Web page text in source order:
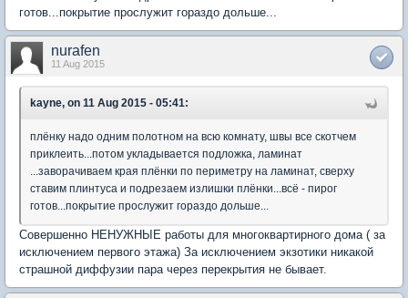
готов...покрытие прослужит гораздо дольше...
nurafen
11 Aug 2015
kayne, on 11 Aug 2015 - 05:41:
плёнку надо одним полотном на всю комнату, швы все скотчем
приклеить...потом укладывается подложка, ламинат
...заворачиваем края плёнки по периметру на ламинат, сверху
ставим плинтуса и подрезаем излишки плёнки...всё - пирог
готов...покрытие прослужит гораздо дольше...
Совершенно НЕНУЖНЫЕ работы для многоквартирного дома ( за
исключением первого этажа) За исключением экзотики никакой
страшной диффузии пара через перекрытия не бывает.